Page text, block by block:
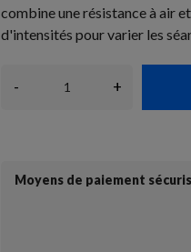
combine une résistance à air
d'intensités pour varier les
- +
Moyens de paiement